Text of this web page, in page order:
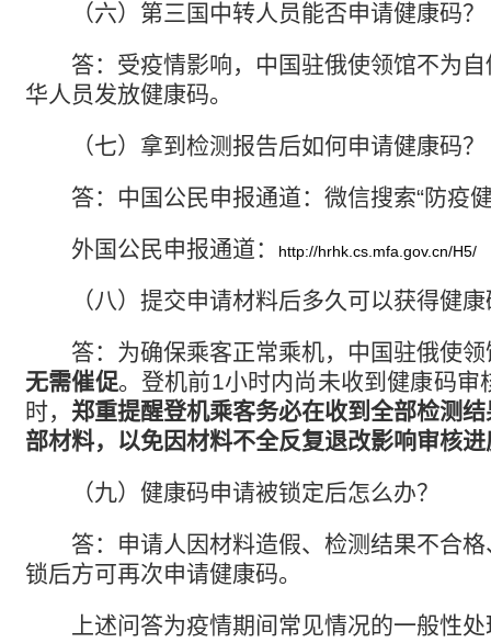
（六）第三国中转人员能否申请健康码？
答：受疫情影响，中国驻俄使领馆不为
华人员发放健康码。
（七）拿到检测报告后如何申请健康码？
答：中国公民申报通道：微信搜索“防疫
外国公民申报通道：
http://hrhk.cs.mfa.gov.cn/H5/
（八）提交申请材料后多久可以获得健
答：为确保乘客正常乘机，中国驻俄使
无需催促。登机前1小时内尚未收到健康码
时， 郑重提醒登机乘客务必在收到全部检测
部材料，以免因材料不全反复退改影响审核进
（九）健康码申请被锁定后怎么办？
答：申请人因材料造假、检测结果不合
锁后方可再次申请健康码。
上述问答为疫情期间常见情况的一般性